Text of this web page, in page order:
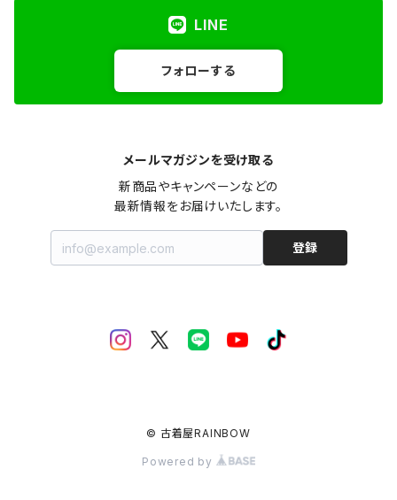
LINE
フォローする
メールマガジンを受け取る
新商品やキャンペーンなどの
最新情報をお届けいたします。
登録
© 古着屋RAINBOW
Powered by